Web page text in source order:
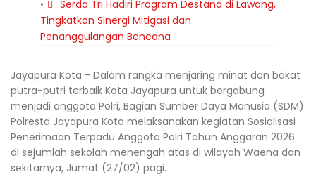
Serda Tri Hadiri Program Destana di Lawang,
Tingkatkan Sinergi Mitigasi dan
Penanggulangan Bencana
Jayapura Kota - Dalam rangka menjaring minat dan bakat
putra-putri terbaik Kota Jayapura untuk bergabung
menjadi anggota Polri, Bagian Sumber Daya Manusia (SDM)
Polresta Jayapura Kota melaksanakan kegiatan Sosialisasi
Penerimaan Terpadu Anggota Polri Tahun Anggaran 2026
di sejumlah sekolah menengah atas di wilayah Waena dan
sekitarnya, Jumat (27/02) pagi.